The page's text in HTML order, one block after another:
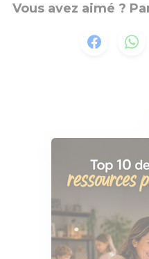
Vous avez aimé ?